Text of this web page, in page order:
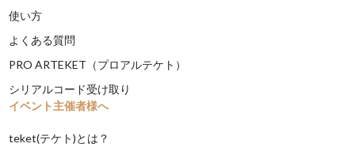
使い方
よくある質問
PRO ARTEKET（プロアルテケト）
シリアルコード受け取り
イベント主催者様へ
teket(テケト)とは？